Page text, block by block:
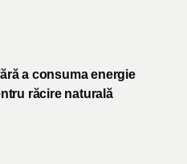
a consuma energie
răcire naturală